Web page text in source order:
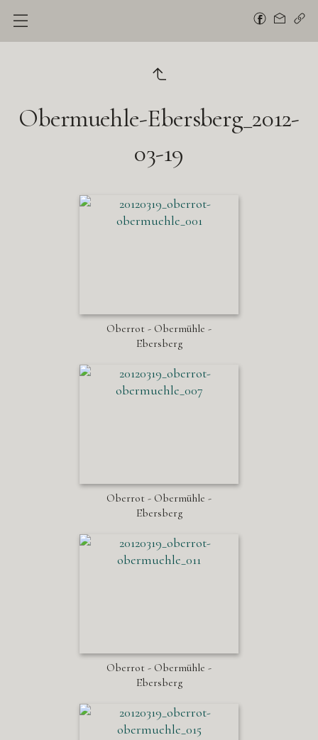
Obermuehle-Ebersberg_2012-
03-19
Oberrot - Obermühle -
Ebersberg
Oberrot - Obermühle -
Ebersberg
Oberrot - Obermühle -
Ebersberg